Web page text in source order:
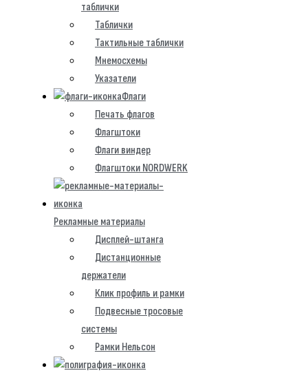
таблички
Таблички
Тактильные таблички
Мнемосхемы
Указатели
Флаги
Печать флагов
Флагштоки
Флаги виндер
Флагштоки NORDWERK
Рекламные материалы
Дисплей-штанга
Дистанционные
держатели
Клик профиль и рамки
Подвесные тросовые
системы
Рамки Нельсон